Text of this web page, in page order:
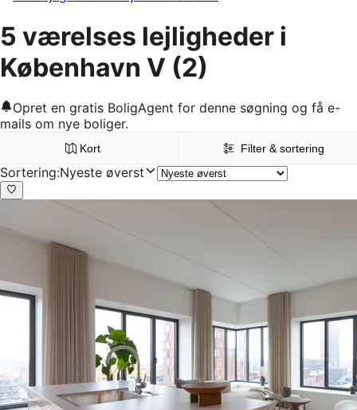
5 værelses lejligheder i
København V (2)
Opret en gratis BoligAgent for denne søgning og få e-
mails om nye boliger.
Kort Filter & sortering
Sortering:Nyeste øverst